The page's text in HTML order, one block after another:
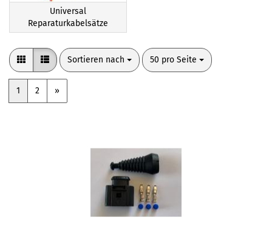
Universal
Reparaturkabelsätze
Sortieren nach
Sortieren nach 50 pro Seite
pro Seite
1 2 »